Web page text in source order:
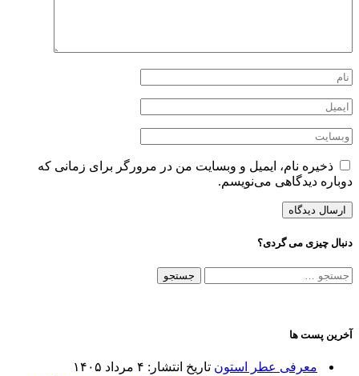
ذخیره نام، ایمیل و وبسایت من در مرورگر برای زمانی که
دوباره دیدگاهی می‌نویسم.
دنبال چیزی می گردی؟
جستجو
آخرین پست ها
معرفی عطر استون تاریخ انتشار: ۴ مرداد ۱۴۰۵